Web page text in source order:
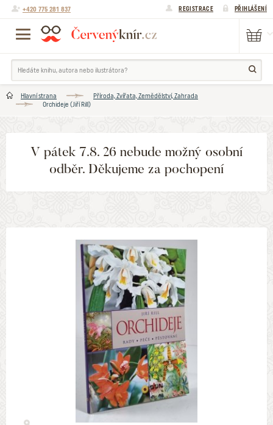
+420 775 281 837 REGISTRACE PŘIHLÁŠENÍ
Hlavní strana
Příroda, Zvířata, Zemědělství, Zahrada
Orchideje (Jiří Rill)
V pátek 7.8. 26 nebude možný osobní
odběr. Děkujeme za pochopení